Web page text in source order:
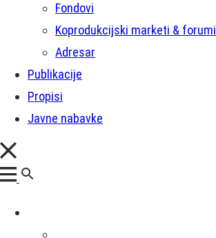
Fondovi
Koprodukcijski marketi & forumi
Adresar
Publikacije
Propisi
Javne nabavke